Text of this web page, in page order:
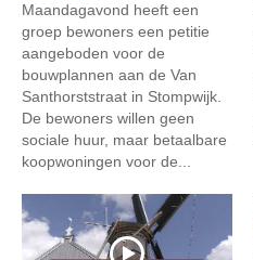
Maandagavond heeft een
groep bewoners een petitie
aangeboden voor de
bouwplannen aan de Van
Santhorststraat in Stompwijk.
De bewoners willen geen
sociale huur, maar betaalbare
koopwoningen voor de...